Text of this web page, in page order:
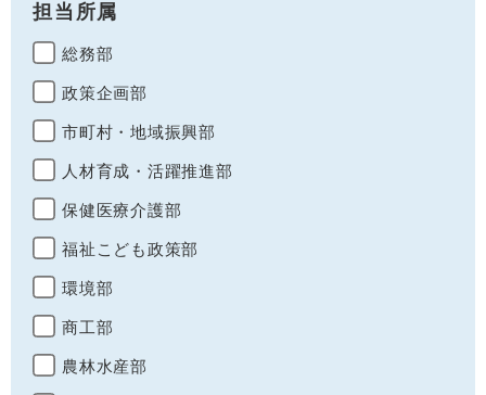
担当所属
総務部
政策企画部
市町村・地域振興部
人材育成・活躍推進部
保健医療介護部
福祉こども政策部
環境部
商工部
農林水産部